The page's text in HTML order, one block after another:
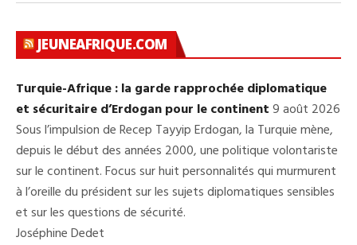
JEUNEAFRIQUE.COM
Turquie-Afrique : la garde rapprochée diplomatique
et sécuritaire d’Erdogan pour le continent9 août 2026
Sous l’impulsion de Recep Tayyip Erdogan, la Turquie mène,
depuis le début des années 2000, une politique volontariste
sur le continent. Focus sur huit personnalités qui murmurent
à l’oreille du président sur les sujets diplomatiques sensibles
et sur les questions de sécurité.
Joséphine Dedet